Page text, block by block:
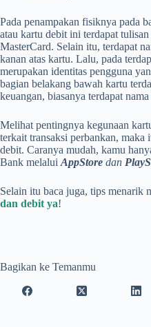
Pada penampakan fisiknya pada
atau kartu debit ini terdapat
MasterCard. Selain itu, terdapat
kanan atas kartu. Lalu, pada
merupakan identitas pengguna
bagian belakang bawah kartu
keuangan, biasanya terdapat
Melihat pentingnya kegunaan
terkait transaksi perbankan, maka
debit. Caranya mudah, kamu
Bank melaluiAppStore dan
Selain itu baca juga, tips menarik
dan debit ya!
Bagikan ke Temanmu